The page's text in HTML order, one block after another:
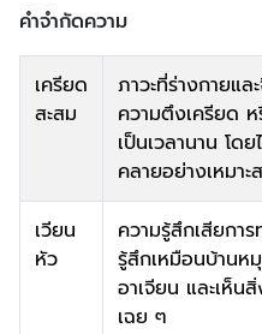
คำจำกัดความ
เครียด
สะสม
ภาวะที่ร่างกายแ
ความตึงเครียด
เป็นเวลานาน โด
คลายอย่างเหมาะ
เวียน
หัว
ความรู้สึกเสียกา
รู้สึกเหมือนบ้านห
อาเจียน และเห็น
เฉย ๆ